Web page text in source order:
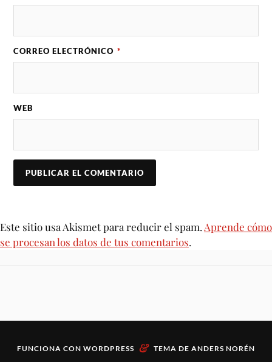
CORREO ELECTRÓNICO *
WEB
Este sitio usa Akismet para reducir el spam. Aprende cómo
se procesan los datos de tus comentarios.
FUNCIONA CON WORDPRESS & TEMA DE ANDERS NORÉN